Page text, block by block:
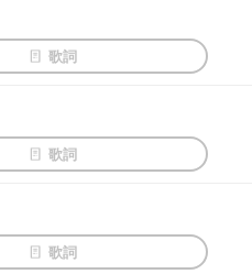
歌詞
歌詞
歌詞